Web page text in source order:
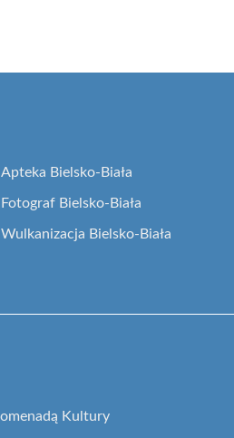
Apteka Bielsko-Biała
Fotograf Bielsko-Biała
Wulkanizacja Bielsko-Biała
Kultury